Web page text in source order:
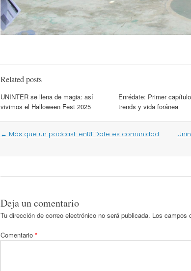
Related posts
UNINTER se llena de magia: así
vivimos el Halloween Fest 2025
Enrédate: Primer
trends y vida foránea
Post
← Más que un podcast: enREDate es comunidad
Deja un comentario
Tu dirección de correo electrónico no será publicada. Los campos
Comentario *